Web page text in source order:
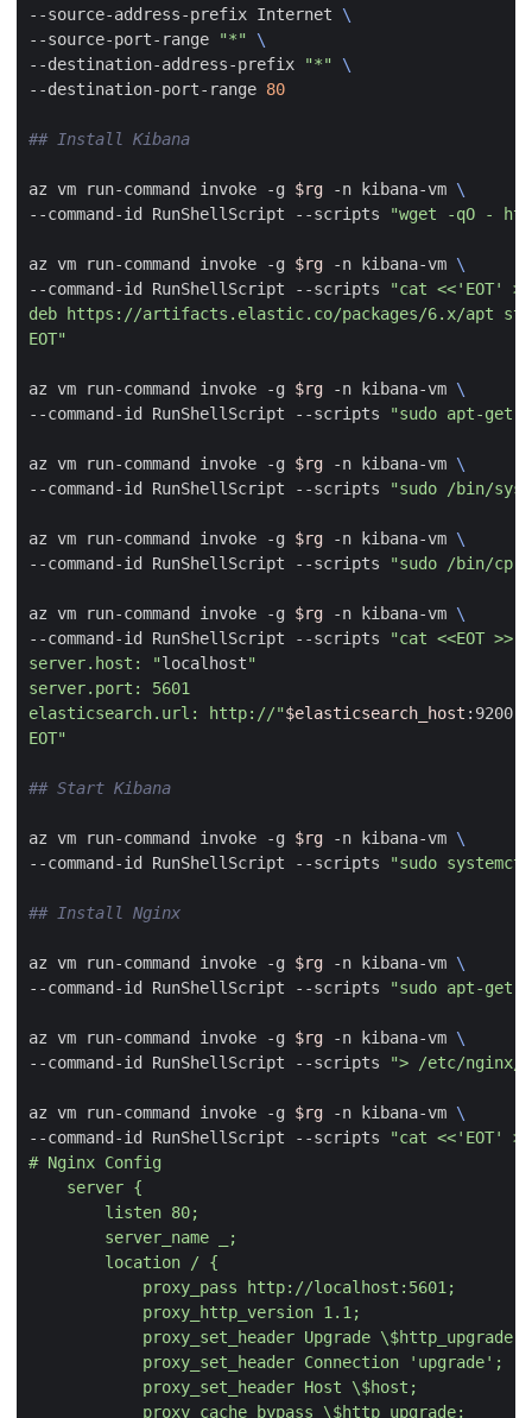
--source-address-prefix Internet
--source-port-range
"*"
--destination-address-prefix
"*"
--destination-port-range 80
## Install Kibana
az vm run-command invoke -g $rg -n kibana-vm
--command-id RunShellScript --scripts
"wget -qO -
az vm run-command invoke -g $rg -n kibana-vm
--command-id RunShellScript --scripts
EOT"
az vm run-command invoke -g $rg -n kibana-vm
--command-id RunShellScript --scripts
"sudo apt-get
az vm run-command invoke -g $rg -n kibana-vm
--command-id RunShellScript --scripts
"sudo /bin/
az vm run-command invoke -g $rg -n kibana-vm
--command-id RunShellScript --scripts
"sudo /bin/cp
az vm run-command invoke -g $rg -n kibana-vm
--command-id RunShellScript --scripts
server.host: "localhost
elasticsearch.url: http://"$elasticsearch_host :9200
EOT"
## Start Kibana
az vm run-command invoke -g $rg -n kibana-vm
--command-id RunShellScript --scripts
"sudo
## Install Nginx
az vm run-command invoke -g $rg -n kibana-vm
--command-id RunShellScript --scripts
"sudo apt-get
az vm run-command invoke -g $rg -n kibana-vm
--command-id RunShellScript --scripts
"> /etc/nginx/
az vm run-command invoke -g $rg -n kibana-vm
--command-id RunShellScript --scripts